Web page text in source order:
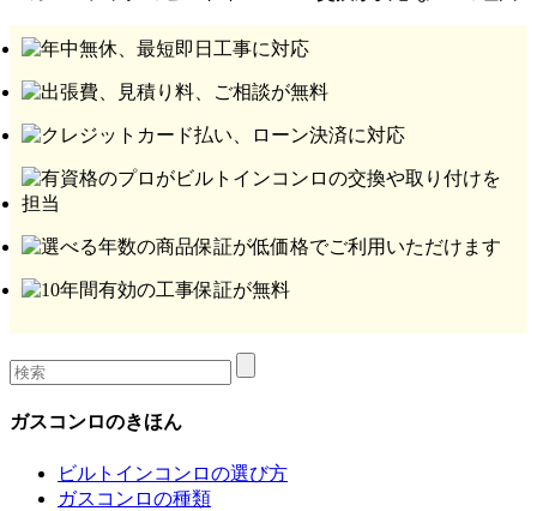
ガスコンロのきほん
ビルトインコンロの選び方
ガスコンロの種類